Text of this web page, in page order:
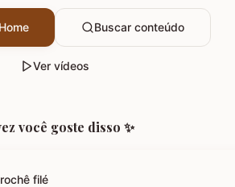
Buscar conteúdo
Ver vídeos
você goste disso ✨
filé